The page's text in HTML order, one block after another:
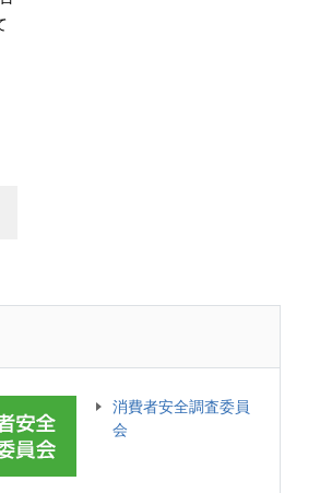
消費者安全調査委員
会